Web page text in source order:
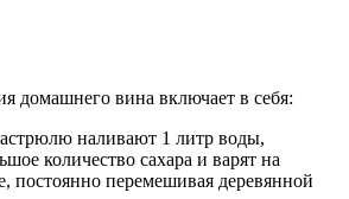
домашнего вина включает в себя:
наливают 1 литр воды,
количество сахара и варят на
постоянно перемешивая деревянной